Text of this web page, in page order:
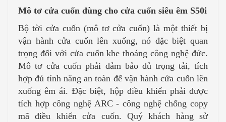
Mô tơ cửa cuốn dùng cho cửa cuốn siêu êm S50i
Bộ tời cửa cuốn (mô tơ cửa cuốn) là một thiết bị
vận hành cửa cuốn lên xuống, nó đặc biệt quan
trọng đối với cửa cuốn khe thoáng công nghệ đức.
Mô tơ cửa cuốn phải đảm bảo đủ trọng tải, tích
hợp đủ tính năng an toàn để vận hành cửa cuốn lên
xuống êm ái. Đặc biệt, hộp điều khiển phải được
tích hợp công nghệ ARC - công nghệ chống copy
mã điều khiển cửa cuốn. Quý khách hàng sử